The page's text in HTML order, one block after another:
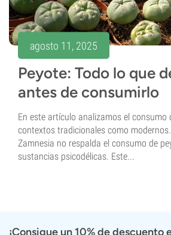
agosto 11, 2025
Peyote: Todo lo que
antes de consumirlo
En este artículo analizamos el consumo
contextos tradicionales como
Zamnesia no respalda el consumo de
sustancias psicodélicas. Este...
¡Consigue un 10% de descuento